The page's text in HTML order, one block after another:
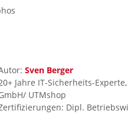
Sven Berger
Jahre IT-Sicherheits-
UTMshop
Dipl.